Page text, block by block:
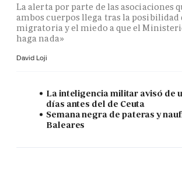
La alerta por parte de las asociaciones
ambos cuerpos llega tras la posibilidad
migratoria y el miedo a que el
haga nada»
David Loji
La inteligencia militar avisó de
días antes del de Ceuta
Semana negra de pateras y
Baleares